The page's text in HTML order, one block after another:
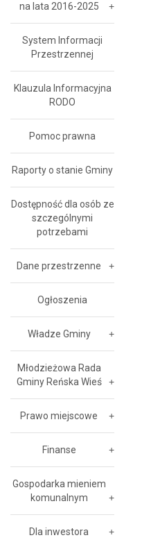
na lata 2016-2025
System Informacji
Przestrzennej
Klauzula Informacyjna
RODO
Pomoc prawna
Raporty o stanie Gminy
Dostępność dla osób ze
szczególnymi
potrzebami
Dane przestrzenne
Ogłoszenia
Władze Gminy
Młodzieżowa Rada
Gminy Reńska Wieś
Prawo miejscowe
Finanse
Gospodarka mieniem
komunalnym
Dla inwestora